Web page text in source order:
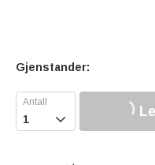
Gjenstander:
